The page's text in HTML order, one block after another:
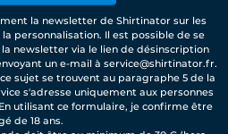
la newsletter de Shirtinator sur les
personnalisation. Il est possible de se
newsletter via le lien de désinscription
un e-mail à service@shirtinator.fr.
sujet se trouvent au paragraphe 5 de la
s'adresse uniquement aux personnes
utilisant ce formulaire, je confirme être
de 18 ans.